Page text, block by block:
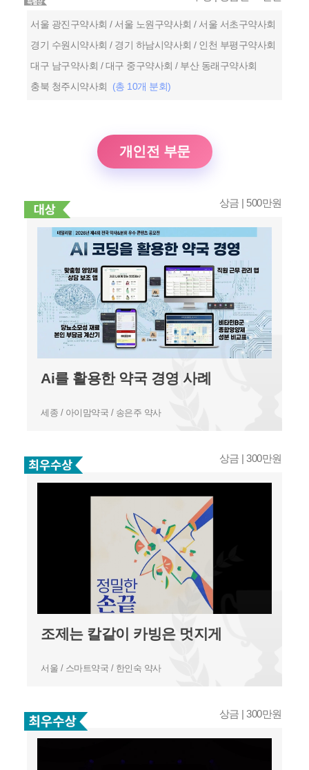
서울 광진구약사회 / 서울 노원구약사회 / 서울 서초구약사회
경기 수원시약사회 / 경기 하남시약사회 / 인천 부평구약사회
대구 남구약사회 / 대구 중구약사회 / 부산 동래구약사회
충북 청주시약사회 (총 10개 분회)
개인전 부문
Ai를 활용한 약국 경영 사례
세종 / 아이맘약국 / 송은주 약사
상금 | 500만원
조제는 칼같이 카빙은 멋지게
서울 / 스마트약국 / 한인숙 약사
상금 | 300만원
상금 | 300만원